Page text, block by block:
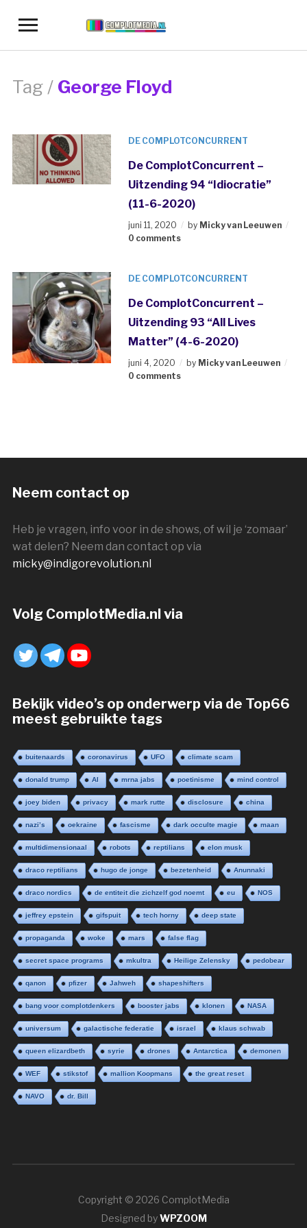
Toggle
navigation
Tag / George Floyd
DE COMPLOTCONCURRENT
De ComplotConcurrent –
Uitzending 94 “Idiocratie”
(11-6-2020)
juni 11, 2020 by Micky van Leeuwen
0 comments
DE COMPLOTCONCURRENT
De ComplotConcurrent –
Uitzending 93 “All Lives
Matter” (4-6-2020)
juni 4, 2020 by Micky van Leeuwen
0 comments
Neem contact op
Heb je vragen, info voor in de shows, of wil je ‘zomaar’
wat delen? Neem dan contact op via
micky@indigorevolution.nl
Volg ComplotMedia.nl via
Bekijk video’s op onderwerp via de Top66
meest gebruikte tags
buitenaards coronavirus UFO climate scam
donald trump AI mrna jabs poetinisme mind control
joey biden privacy mark rutte disclosure china
nazi’s oekraine fascisme dark occulte magie maan
multidimensionaal robots reptilians elon musk
draco reptilians hugo de jonge bezetenheid Anunnaki
draco nordics de entiteit die zichzelf god noemt eu NOS
jeffrey epstein gifspuit tech horny deep state
propaganda woke mars false flag
secret space programs mkultra Heilige Zelensky pedobear
qanon pfizer Jahweh shapeshifters
bang voor complotdenkers booster jabs klonen NASA
universum galactische federatie israel klaus schwab
queen elizardbeth syrie drones Antarctica demonen
WEF stikstof mallion Koopmans the great reset
NAVO dr. Bill
Copyright © 2026 ComplotMedia
Designed byWPZOOM